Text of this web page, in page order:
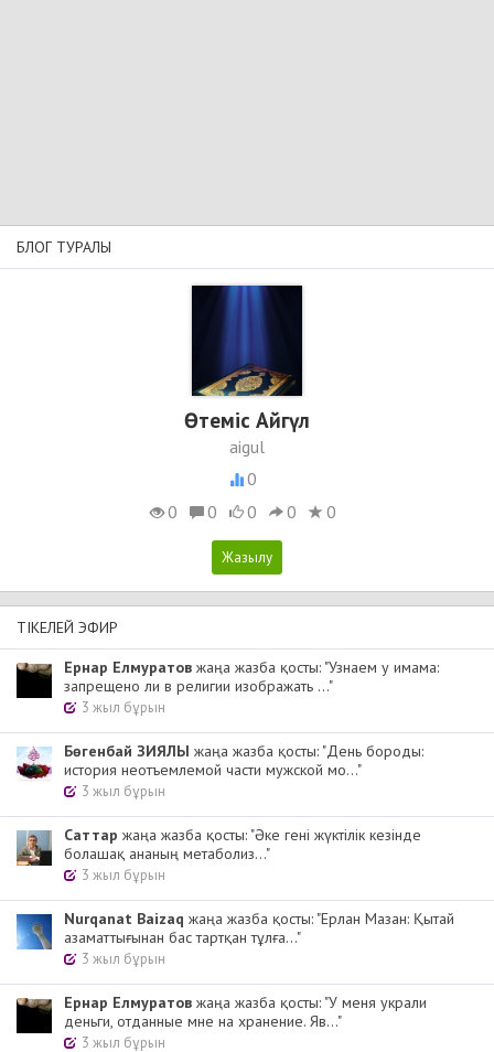
БЛОГ ТУРАЛЫ
Өтеміс Айгүл
aigul
0
0
0 0 0 0
ТІКЕЛЕЙ ЭФИР
Ернар Елмуратов жаңа жазба қосты: "Узнаем у имама:
запрещено ли в религии изображать ..."
3 жыл бұрын
Бөгенбай ЗИЯЛЫ жаңа жазба қосты: "День бороды:
история неотъемлемой части мужской мо..."
3 жыл бұрын
Cаттар жаңа жазба қосты: "Әке гені жүктілік кезінде
болашақ ананың метаболиз..."
3 жыл бұрын
Nurqanat Baizaq жаңа жазба қосты: "Ерлан Мазан: Қытай
азаматтығынан бас тартқан тұлға..."
3 жыл бұрын
Ернар Елмуратов жаңа жазба қосты: "У меня украли
деньги, отданные мне на хранение. Яв..."
3 жыл бұрын